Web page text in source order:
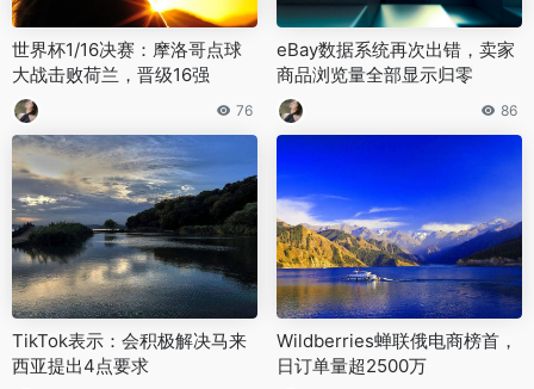
世界杯1/16决赛：摩洛哥点球
大战击败荷兰，晋级16强
76
eBay数据系统再次出错，卖家
商品浏览量全部显示归零
86
TikTok表示：会积极解决马来
西亚提出4点要求
‌Wildberries蝉联俄电商榜首，
日订单量超2500万‌